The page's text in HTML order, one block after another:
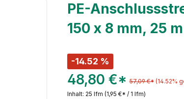
PE-
150 x 8 mm, 25 m
-14.52 %
48,80 €* 57,09 €* (14.52%
Inhalt: 25 lfm (1,95 €* / 1 lfm)